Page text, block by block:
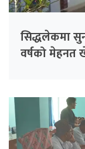
सिद्धलेकमा
वर्षको मेहनत